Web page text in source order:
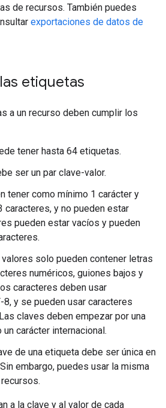
de recursos. También puedes
exportaciones de datos de
etiquetas
a un recurso deben cumplir los
tener hasta 64 etiquetas.
ser un par clave-valor.
tener como mínimo 1 carácter y
caracteres, y no pueden estar
pueden estar vacíos y pueden
solo pueden contener letras
numéricos, guiones bajos y
caracteres deben usar
8, y se pueden usar caracteres
claves deben empezar por una
carácter internacional.
de una etiqueta debe ser única en
embargo, puedes usar la misma
a la clave y al valor de cada